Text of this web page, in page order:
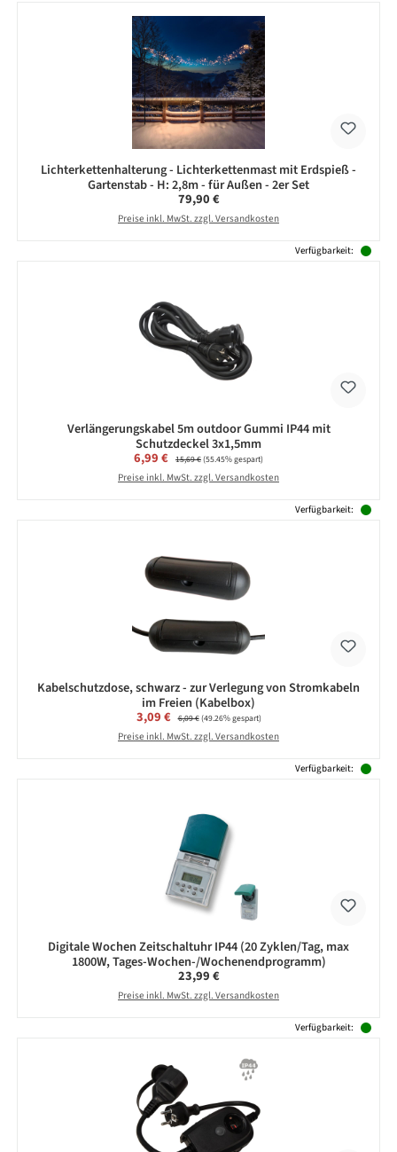
Lichterkettenhalterung - Lichterkettenmast mit Erdspieß -
Gartenstab - H: 2,8m - für Außen - 2er Set
Regulärer Preis:
79,90 €
Preise inkl. MwSt. zzgl. Versandkosten
Verfügbarkeit:
Verlängerungskabel 5m outdoor Gummi IP44 mit
Schutzdeckel 3x1,5mm
Verkaufspreis:
6,99 € Regulärer Preis:
15,69 €(55.45% gespart)
Preise inkl. MwSt. zzgl. Versandkosten
Verfügbarkeit:
Kabelschutzdose, schwarz - zur Verlegung von Stromkabeln
im Freien (Kabelbox)
Verkaufspreis:
3,09 € Regulärer Preis:
6,09 €(49.26% gespart)
Preise inkl. MwSt. zzgl. Versandkosten
Verfügbarkeit:
Digitale Wochen Zeitschaltuhr IP44 (20 Zyklen/Tag, max
1800W, Tages-Wochen-/Wochenendprogramm)
Regulärer Preis:
23,99 €
Preise inkl. MwSt. zzgl. Versandkosten
Verfügbarkeit: